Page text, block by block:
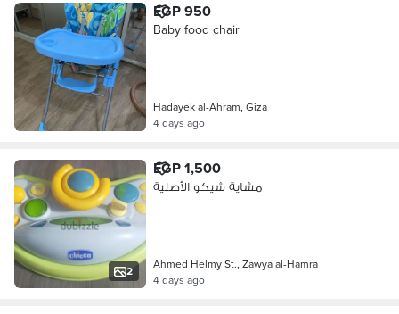
EGP 950
Baby food chair
Hadayek al-Ahram, Giza
4 days ago
2
EGP 1,500
مشاية شيكو الأصلية
Ahmed Helmy St., Zawya al-Hamra
4 days ago